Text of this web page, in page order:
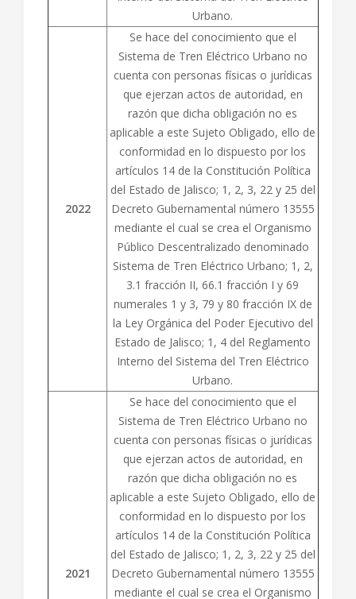
Urbano.
2022
Se hace del conocimiento que el
Sistema de Tren Eléctrico Urbano no
cuenta con personas físicas o jurídicas
que ejerzan actos de autoridad, en
razón que dicha obligación no es
aplicable a este Sujeto Obligado, ello de
conformidad en lo dispuesto por los
artículos 14 de la Constitución Política
del Estado de Jalisco; 1, 2, 3, 22 y 25 del
Decreto Gubernamental número 13555
mediante el cual se crea el Organismo
Público Descentralizado denominado
Sistema de Tren Eléctrico Urbano; 1, 2,
3.1 fracción II, 66.1 fracción I y 69
numerales 1 y 3, 79 y 80 fracción IX de
la Ley Orgánica del Poder Ejecutivo del
Estado de Jalisco; 1, 4 del Reglamento
Interno del Sistema del Tren Eléctrico
Urbano.
2021
Se hace del conocimiento que el
Sistema de Tren Eléctrico Urbano no
cuenta con personas físicas o jurídicas
que ejerzan actos de autoridad, en
razón que dicha obligación no es
aplicable a este Sujeto Obligado, ello de
conformidad en lo dispuesto por los
artículos 14 de la Constitución Política
del Estado de Jalisco; 1, 2, 3, 22 y 25 del
Decreto Gubernamental número 13555
mediante el cual se crea el Organismo